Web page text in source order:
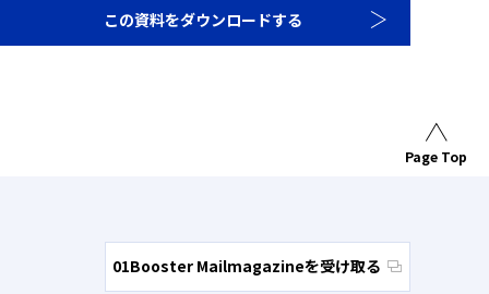
この資料をダウンロードする
Page Top
01Booster Mailmagazineを受け取る